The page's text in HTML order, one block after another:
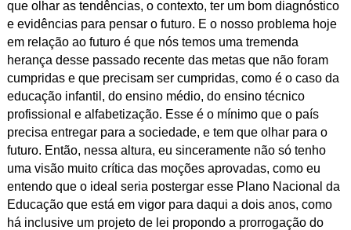
que olhar as tendências, o contexto, ter um bom diagnóstico
e evidências para pensar o futuro. E o nosso problema hoje
em relação ao futuro é que nós temos uma tremenda
herança desse passado recente das metas que não foram
cumpridas e que precisam ser cumpridas, como é o caso da
educação infantil, do ensino médio, do ensino técnico
profissional e alfabetização. Esse é o mínimo que o país
precisa entregar para a sociedade, e tem que olhar para o
futuro. Então, nessa altura, eu sinceramente não só tenho
uma visão muito crítica das moções aprovadas, como eu
entendo que o ideal seria postergar esse Plano Nacional da
Educação que está em vigor para daqui a dois anos, como
há inclusive um projeto de lei propondo a prorrogação do